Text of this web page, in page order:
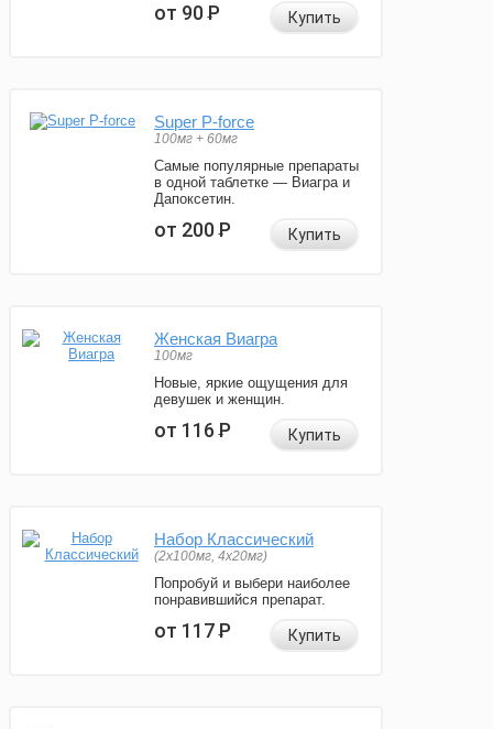
от 90Р Купить
Super P-force
100мг + 60мг
Самые популярные препараты
в одной таблетке — Виагра и
Дапоксетин.
от 200Р Купить
Женская Виагра
100мг
Новые, яркие ощущения для
девушек и женщин.
от 116Р Купить
Набор Классический
(2x100мг, 4x20мг)
Попробуй и выбери наиболее
понравившийся препарат.
от 117Р Купить